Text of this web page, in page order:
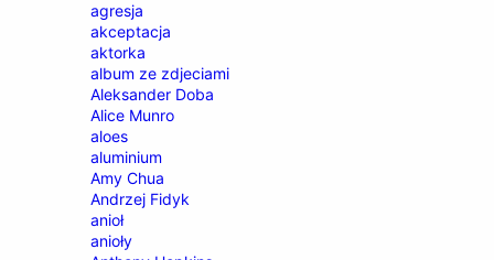
agresja
akceptacja
aktorka
album ze zdjeciami
Aleksander Doba
Alice Munro
aloes
aluminium
Amy Chua
Andrzej Fidyk
anioł
anioły